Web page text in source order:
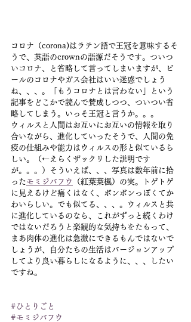
コロナ（corona)はラテン語で王冠を意味するそ
うで、英語のcrownの語源だそうです。ついつ
いコロナ、と省略して言ってしまいますが、ビ
ールのコロナやガス会社はいい迷惑でしょう
ね、、、。「もうコロナとは言わない」という
記事をどこかで読んで賛成しつつ、ついつい省
略してしまう。いっそ王冠と言うか。。。
ウィルスと人間はお互いにお互いの情報を取り
合いながら、進化していったそうで、人間の免
疫の仕組みや能力はウィルスの形と似ているら
しい。（←えらくザックリした説明です
が。。。）そういえば、、、写真は数年前に拾
ったモミジバフウ
（紅葉葉楓）の実。トゲトゲ
に見えるけど痛くはなく、ボンボンっぽくてか
わいらしい。でも似てる、、、。ウィルスと共
に進化しているのなら、これがずっと続くわけ
ではないだろうと楽観的な気持ちをたもって、
まあ肉体の進化は急激にできるもんではないで
しょうが、自分たちの生活はバージョンアップ
してより良い暮らしになるように、、、したい
ですね。
#ひとりごと
#モミジバフウ